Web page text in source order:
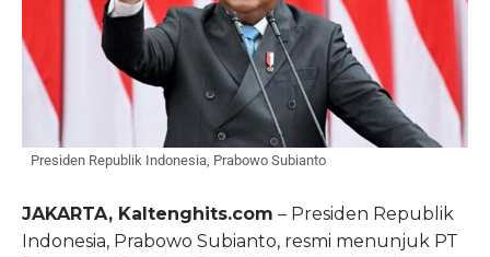
Presiden Republik Indonesia, Prabowo Subianto
JAKARTA, Kaltenghits.com – Presiden Republik
Indonesia, Prabowo Subianto, resmi menunjuk PT